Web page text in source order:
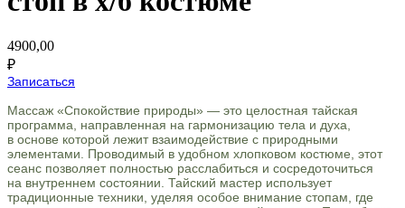
4900,00
₽
Записаться
Массаж «Спокойствие природы» — это целостная тайская
программа, направленная на гармонизацию тела и духа,
в основе которой лежит взаимодействие с природными
элементами. Проводимый в удобном хлопковом костюме, этот
сеанс позволяет полностью расслабиться и сосредоточиться
на внутреннем состоянии. Тайский мастер использует
традиционные техники, уделяя особое внимание стопам, где